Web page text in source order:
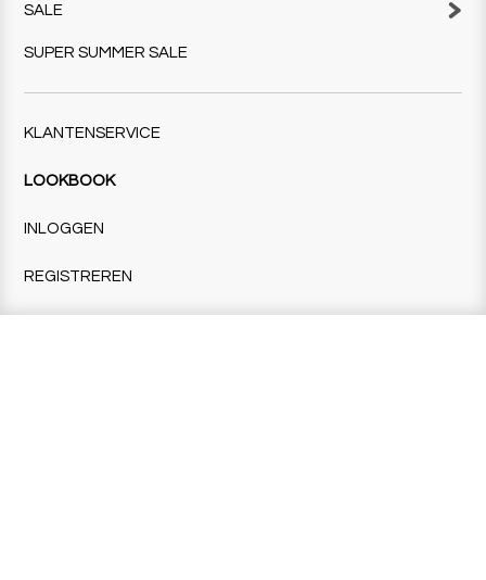
SALE
SUPER SUMMER SALE
KLANTENSERVICE
LOOKBOOK
INLOGGEN
REGISTREREN